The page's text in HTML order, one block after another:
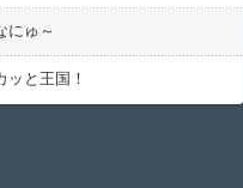
にゅ～
ッと王国！